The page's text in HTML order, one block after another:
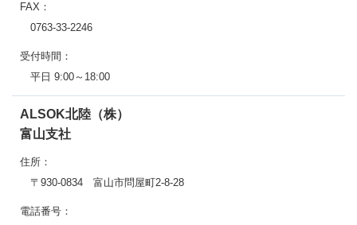
FAX：
0763-33-2246
受付時間：
平日 9:00～18:00
ALSOK北陸（株）
富山支社
住所：
〒930-0834 富山市問屋町2-8-28
電話番号：